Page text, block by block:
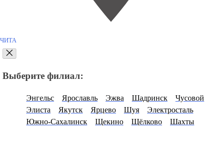
ЧИТА
Выберите филиал:
Энгельс Ярославль Эжва Шадринск
Чусовой
Элиста
Якутск Ярцево Шуя
Электросталь
Южно-Сахалинск
Щекино Щёлково Шахты